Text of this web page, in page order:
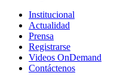
Institucional
Actualidad
Prensa
Registrarse
Videos OnDemand
Contáctenos